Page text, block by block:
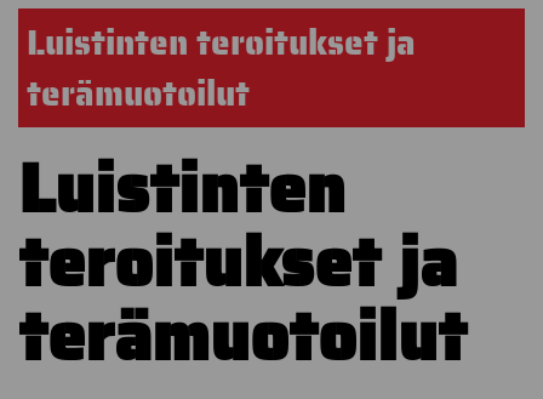
Luistinten teroitukset ja
terämuotoilut
Luistinten
teroitukset ja
terämuotoilut